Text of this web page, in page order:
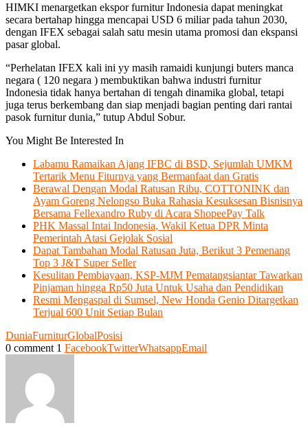
HIMKI menargetkan ekspor furnitur Indonesia dapat meningkat
secara bertahap hingga mencapai USD 6 miliar pada tahun 2030,
dengan IFEX sebagai salah satu mesin utama promosi dan ekspansi
pasar global.
“Perhelatan IFEX kali ini yy masih ramaidi kunjungi buters manca
negara ( 120 negara ) membuktikan bahwa industri furnitur
Indonesia tidak hanya bertahan di tengah dinamika global, tetapi
juga terus berkembang dan siap menjadi bagian penting dari rantai
pasok furnitur dunia,” tutup Abdul Sobur.
You Might Be Interested In
Labamu Ramaikan Ajang IFBC di BSD, Sejumlah UMKM
Tertarik Menu Fiturnya yang Bermanfaat dan Gratis
Berawal Dengan Modal Ratusan Ribu, COTTONINK dan
Ayam Goreng Nelongso Buka Rahasia Kesuksesan Bisnisnya
Bersama Fellexandro Ruby di Acara ShopeePay Talk
PHK Massal Intai Indonesia, Wakil Ketua DPR Minta
Pemerintah Atasi Gejolak Sosial
Dapat Tambahan Modal Ratusan Juta, Berikut 3 Pemenang
Top 3 J&T Super Seller
Kesulitan Pembiayaan, KSP-MJM Pematangsiantar Tawarkan
Pinjaman hingga Rp50 Juta Untuk Usaha dan Pendidikan
Resmi Mengaspal di Sumsel, New Honda Genio Ditargetkan
Terjual 600 Unit Setiap Bulan
DuniaFurniturGlobalPosisi
0 comment 1 FacebookTwitterWhatsappEmail